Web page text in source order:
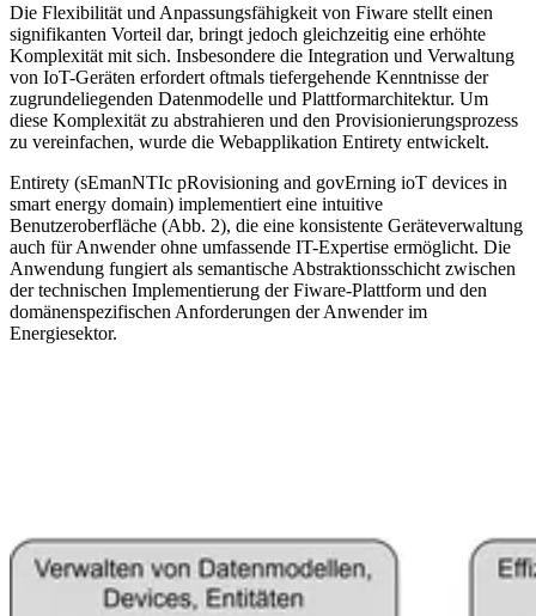
Die Flexibilität und Anpassungsfähigkeit von Fiware stellt einen
signifikanten Vorteil dar, bringt jedoch gleichzeitig eine erhöhte
Komplexität mit sich. Insbesondere die Integration und Verwaltung
von IoT-Geräten erfordert oftmals tiefergehende Kenntnisse der
zugrundeliegenden Datenmodelle und Plattformarchitektur. Um
diese Komplexität zu abstrahieren und den Provisionierungsprozess
zu vereinfachen, wurde die Webapplikation Entirety entwickelt.
Entirety (sEmanNTIc pRovisioning and govErning ioT devices in
smart energy domain) implementiert eine intuitive
Benutzeroberfläche (Abb. 2), die eine konsistente Geräteverwaltung
auch für Anwender ohne umfassende IT-Expertise ermöglicht. Die
Anwendung fungiert als semantische Abstraktionsschicht zwischen
der technischen Implementierung der Fiware-Plattform und den
domänenspezifischen Anforderungen der Anwender im
Energiesektor.